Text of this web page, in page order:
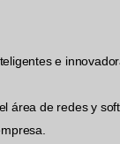
e
área de redes y